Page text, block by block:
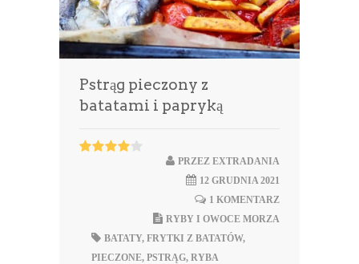
Pstrąg pieczony z
batatami i papryką
PRZEZ EXTRADANIA
12 GRUDNIA 2021
1 KOMENTARZ
RYBY I OWOCE MORZA
BATATY, FRYTKI Z BATATÓW,
PIECZONE, PSTRĄG, RYBA